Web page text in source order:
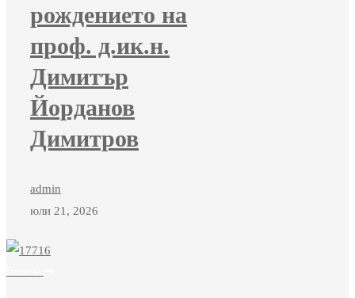
рождението на
проф. д.ик.н.
Димитър
Йорданов
Димитров
admin
юли 21, 2026